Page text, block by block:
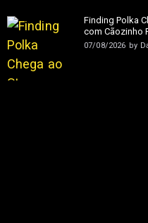
Finding Polka
com Cãozinho
07/08/2026 by